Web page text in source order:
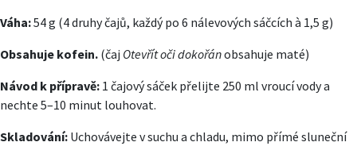
Váha:54 g (4 druhy čajů, každý po 6 nálevových sáčcích à 1,5 g)
Obsahuje kofein. (čaj Otevřít oči dokořánobsahuje maté)
Návod k přípravě: 1 čajový sáček přelijte 250 ml vroucí vody a
nechte 5–10 minut louhovat.
Skladování: Uchovávejte v suchu a chladu, mimo přímé sluneční